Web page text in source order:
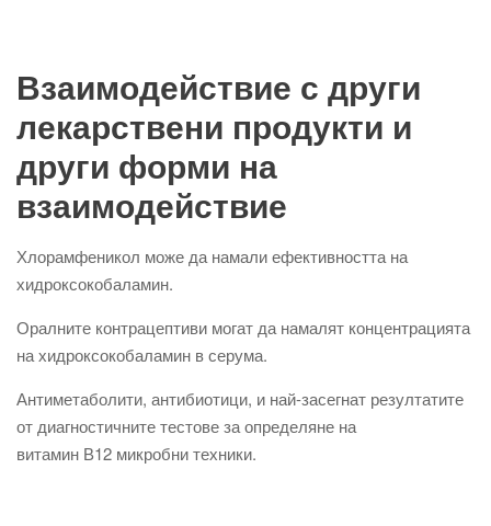
Взаимодействие с други
лекарствени продукти и
други форми на
взаимодействие
Хлорамфеникол може да намали ефективността на
хидроксокобаламин.
Оралните контрацептиви могат да намалят концентрацията
на хидроксокобаламин в серума.
Антиметаболити, антибиотици, и най-засегнат резултатите
от диагностичните тестове за определяне на
витамин В12 микробни техники.